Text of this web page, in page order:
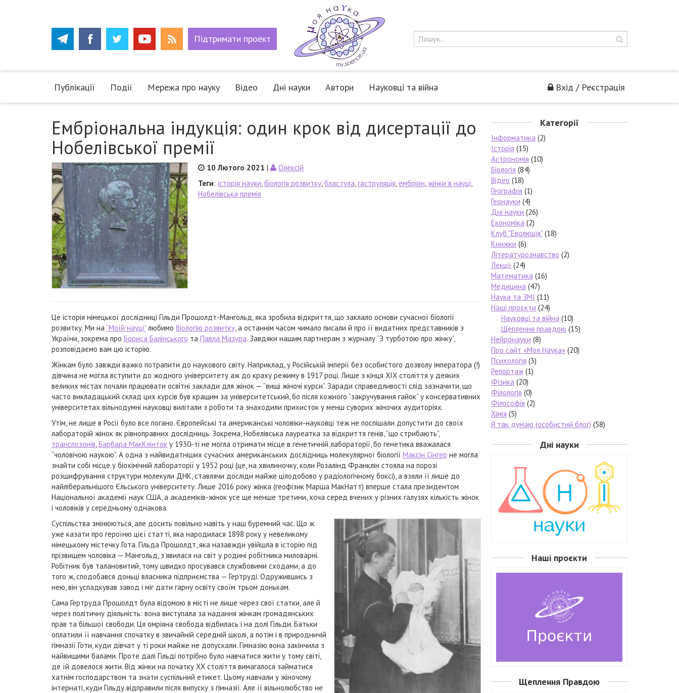
Підтримати проект
Публікації Події Мережа про науку Відео Дні науки Автори Науковці та війна Вхід / Реєстрація
Ембріональна індукція: один крок від дисертації до
Нобелівської премії
10 Лютого 2021 |
Олексій
Теги: історія науки,біологія розвитку,бластула,гаструляція,ембріон,жінки в науці,
Нобелівська премія
Це історія німецької дослідниці Гільди Прошолдт-Мангольд, яка зробила відкриття, що заклало основи сучасної біології
розвитку. Ми на “Моїй науці” любимо біологію розвитку, а останнім часом чимало писали й про її видатних представників з
України, зокрема про Бориса Балінського та Павла Мазура. Завдяки нашим партнерам з журналу “З турботою про жінку”,
розповідаємо вам цю історію.
Жінкам було завжди важко потрапити до наукового світу. Наприклад, у Російській імперії без особистого дозволу імператора (!)
дівчина не могла вступити до жодного університету аж до краху режиму в 1917 році. Лише з кінця XIX століття у деяких
великих містах почали працювати освітні заклади для жінок — “вищі жіночі курси”. Заради справедливості слід зазначити, що
часто викладацький склад цих курсів був кращим за університетський, бо після кожного “закручування гайок” у консервативних
університетах вільнодумні науковці вилітали з роботи та знаходили прихисток у менш суворих жіночих аудиторіях.
Утім, не лише в Росії було все погано. Європейські та американські чоловіки-науковці теж не поспішали допустити до своїх
лабораторій жінок як рівноправних дослідниць. Зокрема, Нобелівська лауреатка за відкриття генів, “що стрибають”,
транспозонів,Барбара МакКлінток у 1930-ті не могла отримати місце в генетичній лабораторії, бо генетика вважалася
“чоловічою наукою”. А одна з найвидатніших сучасних американських дослідниць молекулярної біології Максін Сінгер не могла
знайти собі місце у біохімічній лабораторії у 1952 році (це, на хвилиночку, коли Розалінд Франклін стояла на порозі
розшифрування структури молекули ДНК, ставлячи досліди майже цілодобово у радіологічному боксі), а взяли її лише до
найліберальнішого Єльського університету. Лише 2016 року жінка (геофізик Марша МакНатт) вперше стала президентом
Національної академії наук США, а академіків-жінок усе ще менше третини, хоча серед вчених у різних галузях кількість жінок
і чоловіків у середньому однакова.
Суспільства змінюються, але досить повільно навіть у наш буремний час. Що ж
уже казати про героїню цієї статті, яка народилася 1898 року у невеликому
німецькому містечку Гота. Гільда Прошолдт, яка назавжди увійшла в історію під
прізвищем чоловіка — Мангольд, з’явилася на світ у родині робітника миловарні.
Робітник був талановитий, тому швидко просувався службовими сходами, а до
того ж, сподобався доньці власника підприємства — Гертруді. Одружившись з
нею, він успадкував завод і міг дати гарну освіту своїм трьом донькам.
Сама Гертруда Прошолдт була відомою в місті не лише через свої статки, але й
через політичну діяльність: вона виступала за надання жінкам громадянських
прав та більшої свободи. Ця омріяна свобода відбилась і на долі Гільди. Батьки
оплатили її навчання спочатку в звичайній середній школі, а потім і в природничій
гімназії Готи, куди дівчат у ті роки майже не допускали. Гімназію вона закінчила з
найвищими балами. Проте далі Гільді потрібно було навчатися жити у тому світі,
де їй довелося жити. Від жінки на початку XX століття вимагалося займатися
хатнім господарством та знати суспільний етикет. Цьому навчали у жіночому
інтернаті, куди Гільду відправили після випуску з гімназії. Але її вільнолюбство не
Категорії
Інформатика (2)
Історія (15)
Астрономія (10)
Біологія (84)
Відео (18)
Географія (1)
Геонауки (4)
Дні науки (26)
Економіка (2)
Клуб "Еволюція" (18)
Книжки (6)
Літературознавство (2)
Лекції (24)
Математика (16)
Медицина (47)
Наука та ЗМІ (11)
Наші проєкти (24)
Науковці та війна (10)
Щеплення правдою (15)
Нейронауки (8)
Про сайт «Моя Наука» (20)
Психологія (3)
Репортаж(1)
Фізика (20)
Філологія (0)
Філософія (2)
Хімія (5)
Я так думаю (особистий блог) (58)
Дні науки
Наші проєкти
Щеплення Правдою